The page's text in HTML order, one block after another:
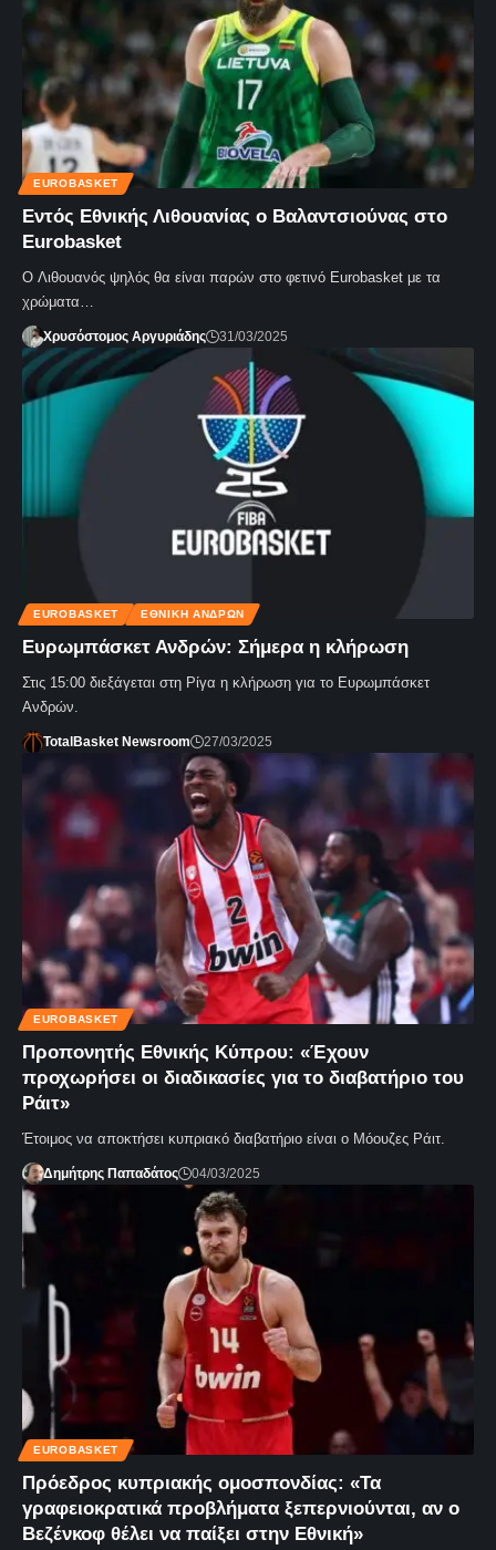
EUROBASKET
Εντός Εθνικής Λιθουανίας ο Βαλαντσιούνας στο
Eurobasket
Ο Λιθουανός ψηλός θα είναι παρών στο φετινό Eurobasket με τα
χρώματα…
Χρυσόστομος Αργυριάδης 31/03/2025
EUROBASKET ΕΘΝΙΚΉ ΑΝΔΡΏΝ
Ευρωμπάσκετ Ανδρών: Σήμερα η κλήρωση
Στις 15:00 διεξάγεται στη Ρίγα η κλήρωση για το Ευρωμπάσκετ
Ανδρών.
TotalBasket Newsroom 27/03/2025
EUROBASKET
Προπονητής Εθνικής Κύπρου: «Έχουν
προχωρήσει οι διαδικασίες για το διαβατήριο του
Ράιτ»
Έτοιμος να αποκτήσει κυπριακό διαβατήριο είναι ο Μόουζες Ράιτ.
Δημήτρης Παπαδάτος 04/03/2025
EUROBASKET
Πρόεδρος κυπριακής ομοσπονδίας: «Τα
γραφειοκρατικά προβλήματα ξεπερνιούνται, αν ο
Βεζένκοφ θέλει να παίξει στην Εθνική»